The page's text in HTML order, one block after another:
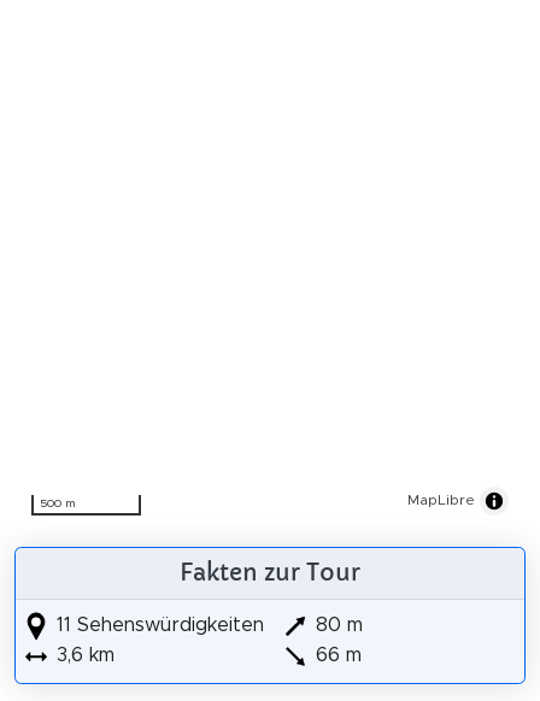
500 m MapLibre
Fakten zur Tour
11 Sehenswürdigkeiten
3,6 km
80 m
66 m